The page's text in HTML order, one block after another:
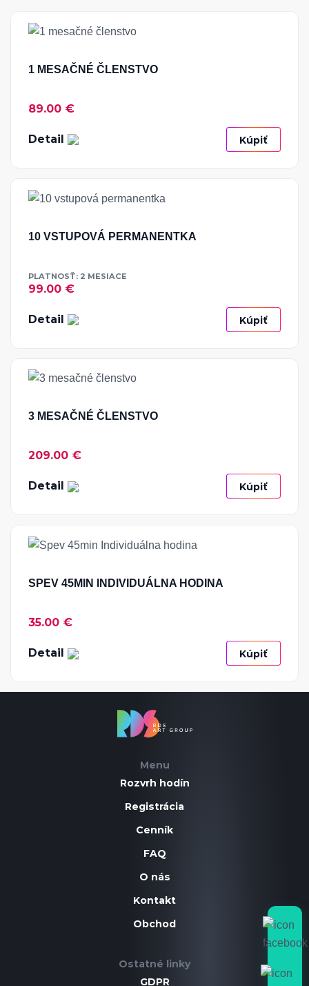
1 MESAČNÉ ČLENSTVO
89.00 €
Kúpiť
Detail
10 VSTUPOVÁ PERMANENTKA
PLATNOSŤ: 2 MESIACE
99.00 €
Kúpiť
Detail
3 MESAČNÉ ČLENSTVO
209.00 €
Kúpiť
Detail
SPEV 45MIN INDIVIDUÁLNA HODINA
35.00 €
Kúpiť
Detail
Menu
Rozvrh hodín
Registrácia
Cenník
FAQ
O nás
Kontakt
Obchod
Ostatné linky
GDPR